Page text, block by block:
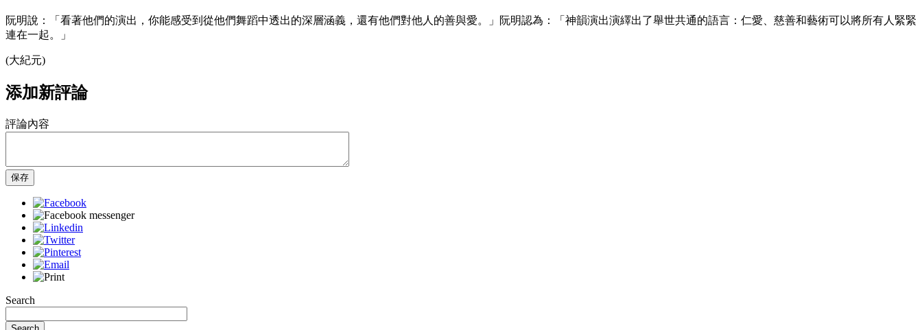
阮明說：「看著他們的演出，你能感受到從他們舞蹈中透出的深層涵義，還有他們對他人的善與愛。」阮明認為：「神韻演出演繹出了舉世共通的語言：仁愛、慈善和藝術可以將所有人緊緊
連在一起。」
(大紀元)
添加新評論
評論內容
保存
Search
Search